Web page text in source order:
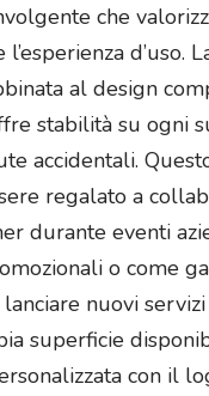
che
d’uso.
al design
stabilità su ogni
accidentali.
regalato a
durante eventi
o come
nuovi
superficie
con il